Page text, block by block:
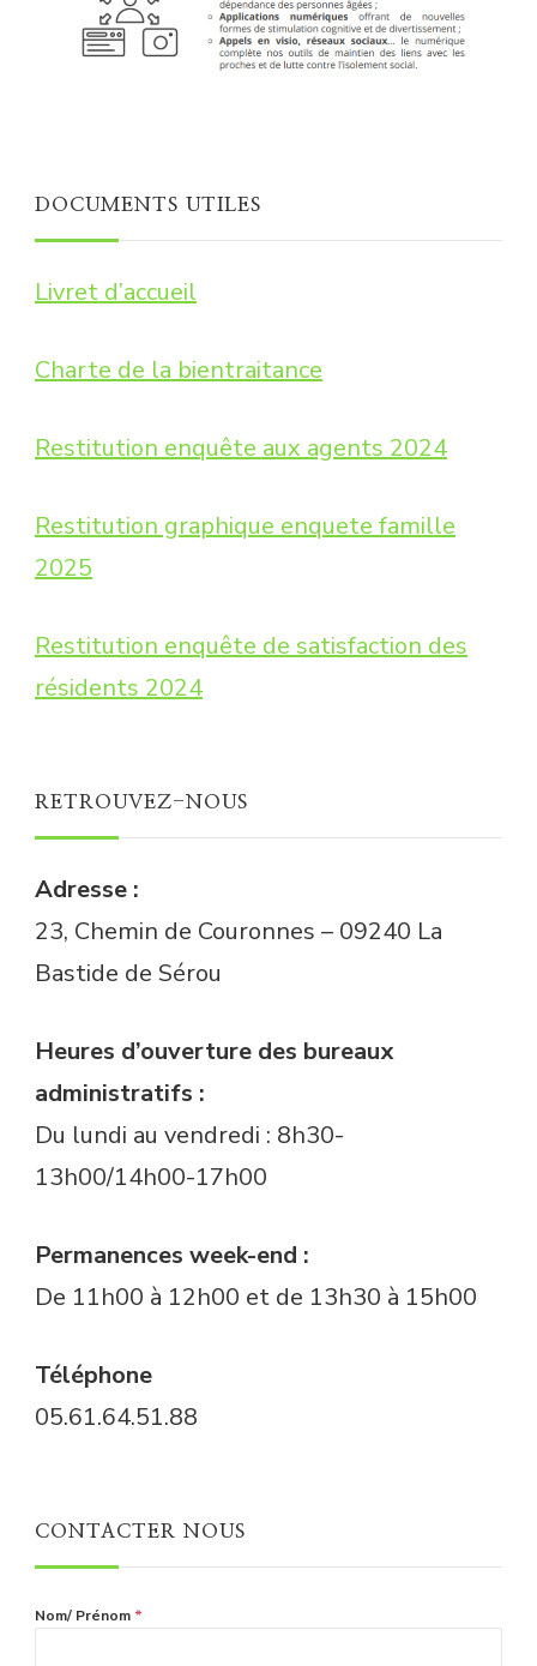
DOCUMENTS UTILES
Livret d’accueil
Charte de la bientraitance
Restitution enquête aux agents 2024
Restitution graphique enquete famille
2025
Restitution enquête de satisfaction des
résidents 2024
RETROUVEZ-NOUS
Adresse :
23, Chemin de Couronnes – 09240 La
Bastide de Sérou
Heures d’ouverture des bureaux
administratifs :
Du lundi au vendredi : 8h30-
13h00/14h00-17h00
Permanences week-end :
De 11h00 à 12h00 et de 13h30 à 15h00
Téléphone
05.61.64.51.88
CONTACTER NOUS
Nom/ Prénom *